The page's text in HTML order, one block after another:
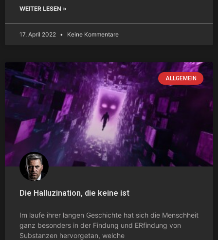
WEITER LESEN »
17. April 2022 Keine Kommentare
ALLGEMEIN
Die Halluzination, die keine ist
Im laufe ihrer langen Geschichte hat sich die Menschheit
ganz besonders in der Findung und ERfindung von
Substanzen hervorgetan, welche